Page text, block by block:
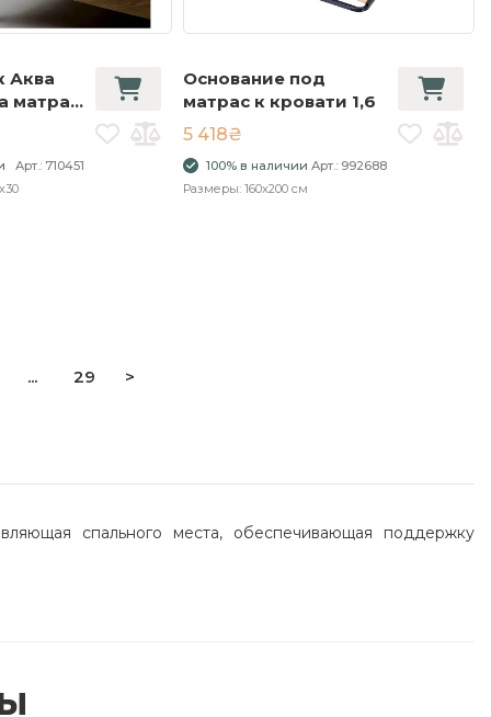
Аква
матрас
Арт.: 710451
Основание под
матрас к кровати 1,6
5 418₴
Арт.: 992688
100% в наличии
Размеры: 160x200 см
... 29 >
спального места, обеспечивающая поддержку